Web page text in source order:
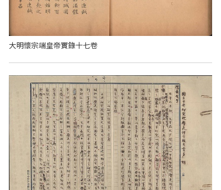
大明懷宗端皇帝實錄十七卷